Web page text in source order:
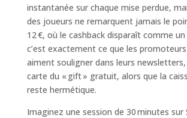
instantanée sur chaque mise perdue,
des joueurs ne remarquent jamais le
12 €, où le cashback disparaît comme
c’est exactement ce que les
aiment souligner dans leurs
carte du « gift » gratuit, alors que la
reste hermétique.
Imaginez une session de 30 minutes